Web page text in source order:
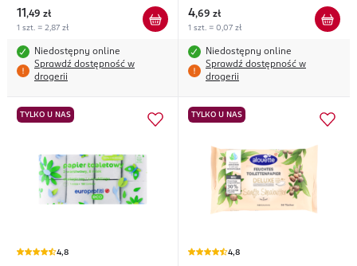
11 ,49 zł
1 szt. = 2,87 zł
Niedostępny online
Sprawdź dostępność w
drogerii
4,69 zł
1 szt. = 0,07 zł
Niedostępny online
Sprawdź dostępność w
drogerii
TYLKO U NAS
4,8
TYLKO U NAS
4,8